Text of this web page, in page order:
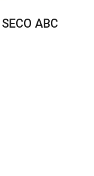
ABC